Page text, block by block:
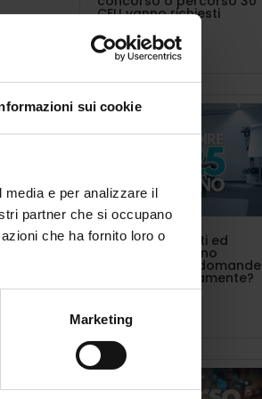
sui cookie
e per analizzare il
partner che si occupano
che ha fornito loro o
Marketing
e
CFU vanno richiesti
Lug 11, 2025
INDIRE triennalisti ed
estero. Si possono
presentare più domande
contemporaneamente?